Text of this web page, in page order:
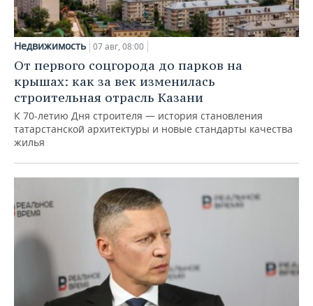
Недвижимость 07 авг, 08:00
От первого соцгорода до парков на
крышах: как за век изменилась
строительная отрасль Казани
К 70-летию Дня строителя — история становления
татарстанской архитектуры и новые стандарты качества
жилья